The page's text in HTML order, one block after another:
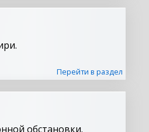
Перейти в раздел
обстановки.